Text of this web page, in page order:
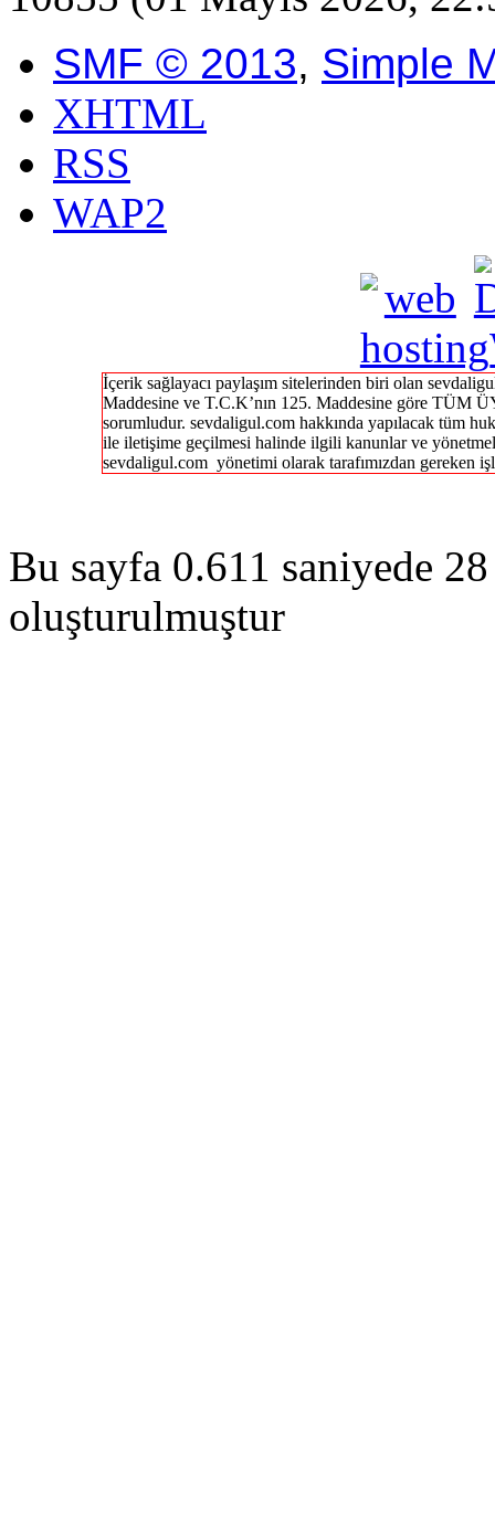
SMF © 2013, Simple
XHTML
RSS
WAP2
İçerik sağlayacı paylaşım sitelerinden biri olan
Maddesine ve T.C.K’nın 125. Maddesine göre TÜM
sorumludur. sevdaligul.com hakkında yapılacak tüm
ile iletişime geçilmesi halinde ilgili kanunlar ve
sevdaligul.com yönetimi olarak tarafımızdan gereken
Bu sayfa 0.611 saniyede
oluşturulmuştur